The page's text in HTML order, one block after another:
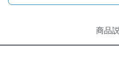
商品